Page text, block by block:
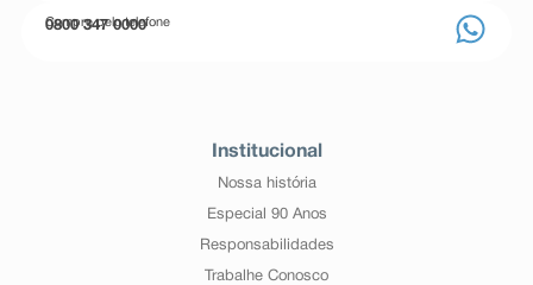
Compre pelo telefone
0800 347 0000
Institucional
Nossa história
Especial 90 Anos
Responsabilidades
Trabalhe Conosco